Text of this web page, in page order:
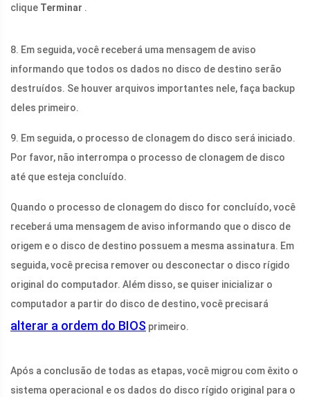
clique Terminar .
8. Em seguida, você receberá uma mensagem de aviso
informando que todos os dados no disco de destino serão
destruídos. Se houver arquivos importantes nele, faça backup
deles primeiro.
9. Em seguida, o processo de clonagem do disco será iniciado.
Por favor, não interrompa o processo de clonagem de disco
até que esteja concluído.
Quando o processo de clonagem do disco for concluído, você
receberá uma mensagem de aviso informando que o disco de
origem e o disco de destino possuem a mesma assinatura. Em
seguida, você precisa remover ou desconectar o disco rígido
original do computador. Além disso, se quiser inicializar o
computador a partir do disco de destino, você precisará
alterar a ordem do BIOS primeiro.
Após a conclusão de todas as etapas, você migrou com êxito o
sistema operacional e os dados do disco rígido original para o